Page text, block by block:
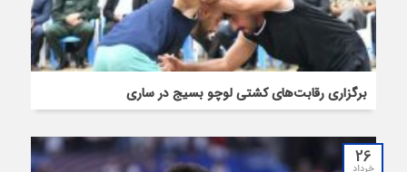
برگزاری رقابت‌های کشتی لوچو بسیج در ساری
26
خرداد